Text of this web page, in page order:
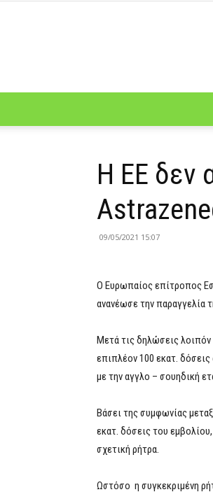
Η ΕΕ δεν
09/05/2021 15:07
Ο Ευρωπαίος επίτροπος
ανανέωσε την παραγγελία
Μετά τις δηλώσεις
επιπλέον 100 εκατ.
με την αγγλο – σουηδική
Βάσει της συμφωνίας
εκατ. δόσεις του
σχετική ρήτρα.
Ωστόσο η συγκεκριμένη